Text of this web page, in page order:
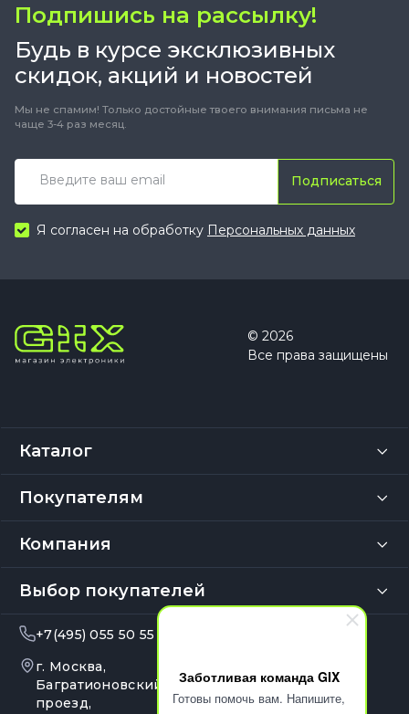
Заботливая команда GIX
Готовы помочь вам. Напишите,
Подпишись на рассылку!
Будь в курсе эксклюзивных
скидок, акций и новостей
Мы не спамим! Только достойные твоего внимания письма не
чаще 3-4 раз месяц.
Подписаться
Я согласен на обработку Персональных данных
© 2026
Все права защищены
Каталог
Покупателям
Компания
Выбор покупателей
+7(495) 055 50 55
г. Москва,
Багратионовский
проезд,
Ежедневно